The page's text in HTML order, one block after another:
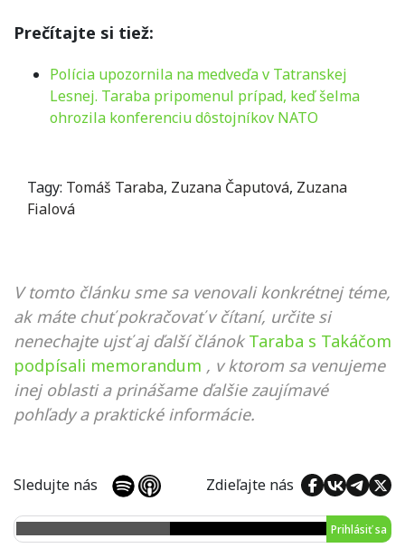
Prečítajte si tiež:
Polícia upozornila na medveďa v Tatranskej
Lesnej. Taraba pripomenul prípad, keď šelma
ohrozila konferenciu dôstojníkov NATO
Tagy: Tomáš Taraba, Zuzana Čaputová, Zuzana
Fialová
V tomto článku sme sa venovali konkrétnej téme,
ak máte chuť pokračovať v čítaní, určite si
nenechajte ujsť aj ďalší článok Taraba s Takáčom
podpísali memorandum , v ktorom sa venujeme
inej oblasti a prinášame ďalšie zaujímavé
pohľady a praktické informácie.
Sledujte nás Zdieľajte nás
Prihlásiť sa